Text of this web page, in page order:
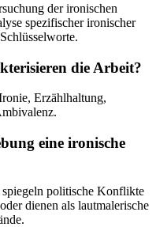
der ironischen
spezifischer ironischer
die Arbeit?
Erzählhaltung,
eine ironische
politische Konflikte
dienen als lautmalerische